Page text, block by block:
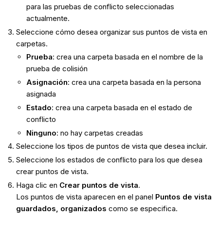
para las pruebas de conflicto seleccionadas
actualmente.
Seleccione cómo desea organizar sus puntos de vista en
carpetas.
Prueba: crea una carpeta basada en el nombre de la
prueba de colisión
Asignación: crea una carpeta basada en la persona
asignada
Estado: crea una carpeta basada en el estado de
conflicto
Ninguno: no hay carpetas creadas
Seleccione los tipos de puntos de vista que desea incluir.
Seleccione los estados de conflicto para los que desea
crear puntos de vista.
Haga clic en Crear puntos de vista.
Los puntos de vista aparecen en el panel Puntos de vista
guardados, organizados como se especifica.